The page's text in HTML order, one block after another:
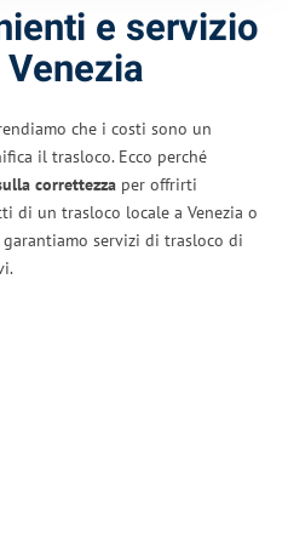
e servizio
che i costi sono un
il trasloco. Ecco perché
correttezza per offrirti
di un trasloco locale a Venezia o
servizi di trasloco di